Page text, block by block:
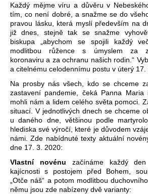
Každý mějme víru a důvěru v
tím, co není dobré, a snažme se do
pravou lásku, která myslí především na
již dnes, stejně tak se snažme
biskupa „abychom se spojili každý
modlitbou růžence s úmyslem za
koronaviru a za ochranu našich rodin.“
a citelnému celodennímu postu v úterý 17.
Na prosby nás všech, kdo se chceme
zastavení pandemie, čeká Panna
mohli nám a lidem celého světa pomoci.
situací. V jednotlivých dnech se chceme
u daného dne, většinou podle
hlediska své výročí, které je důvodem
námi. Zde nabídnuté texty aktuální
dne 17. 3. 2020:
Vlastní novénu začínáme každý
kajícnosti s postojem před Bohem,
„Otče náš“ a potom modlitbou
němu jsou zde nabízeny dvě varianty: